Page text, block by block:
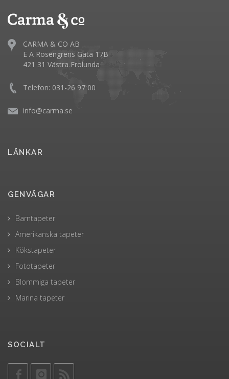
CARMA & CO AB
E A Rosengrens Gata 17B
421 31 Västra Frölunda
Telefon: 031-26 97 00
info@carma.se
LÄNKAR
GENVÄGAR
Barntapeter
Amerikanska tapeter
Kökstapeter
Fototapeter
Blommiga tapeter
Marina tapeter
SOCIALT